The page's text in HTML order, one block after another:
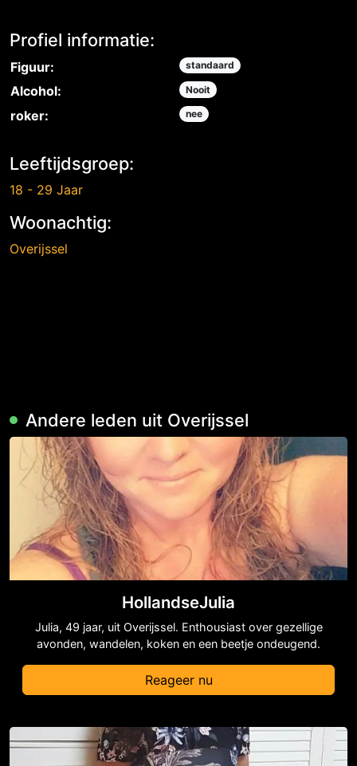
Profiel informatie:
Figuur: standaard
Alcohol: Nooit
roker: nee
Leeftijdsgroep:
18 - 29 Jaar
Woonachtig:
Overijssel
Andere leden uit Overijssel
HollandseJulia
Julia, 49 jaar, uit Overijssel. Enthousiast over gezellige
avonden, wandelen, koken en een beetje ondeugend.
Reageer nu